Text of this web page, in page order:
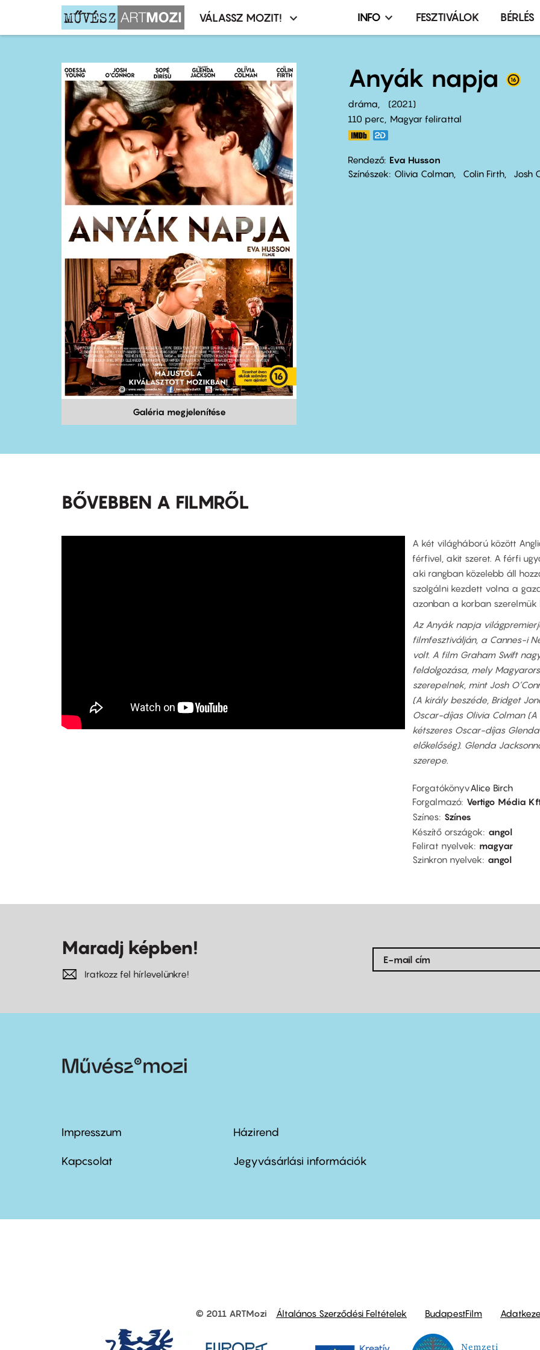
Moziválasztó
VÁLASSZ MOZIT!
Infó,
terembérlés
menü
INFO FESZTIVÁLOK BÉRLÉS
Galéria megjelenítése
Anyák napja
dráma
2021
110 perc,
Magyar felirattal
Rendező Eva Husson
Színészek
Olivia Colman Colin Firth Josh
BŐVEBBEN A FILMRŐL
A két világháború között
férfivel, akit szeret. A férfi
aki rangban közelebb áll
szolgálni kezdett volna a
azonban a korban szerelmük
Az Anyák napja
filmfesztiválján, a Cannes-i
volt. A film Graham Swift
feldolgozása, mely
szerepelnek, mint Josh
(A király beszéde, Bridget
Oscar-díjas Olivia Colman
kétszeres Oscar-díjas
előkelőség). Glenda
szerepe.
ForgatókönyvAlice Birch
Forgalmazó Vertigo Média
Színes Színes
Készítő országok
angol
Felirat nyelvek
magyar
Szinkron nyelvek
angol
Maradj képben!
Iratkozz fel hírlevelünkre!
Footer
menu
Impresszum
Kapcsolat
Footer
menu
Házirend
Jegyvásárlási információk
other
© 2011 ARTMozi Általános Szerződési Feltételek BudapestFilm